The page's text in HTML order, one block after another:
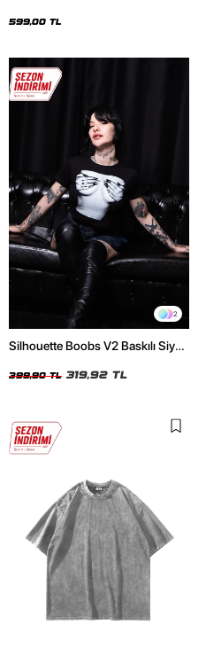
599,00 TL
2
Silhouette Boobs V2 Baskılı Siyah
399,90 TL 319,92 TL